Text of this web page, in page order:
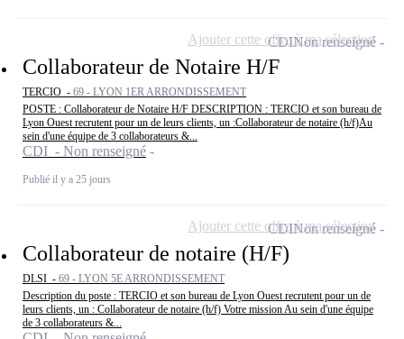
Collaborateur de Notaire H/F
TERCIO - 69 - LYON 1ER ARRONDISSEMENT
POSTE : Collaborateur de Notaire H/F DESCRIPTION : TERCIO et son bureau de
Lyon Ouest recrutent pour un de leurs clients, un :Collaborateur de notaire (h/f)Au
sein d'une équipe de 3 collaborateurs &...
CDI - Non renseigné
Publié il y a 25 jours
CDINon renseigné
Ajouter cette offre à ma sélection
Collaborateur de notaire (H/F)
DLSI - 69 - LYON 5E ARRONDISSEMENT
Description du poste : TERCIO et son bureau de Lyon Ouest recrutent pour un de
leurs clients, un : Collaborateur de notaire (h/f) Votre mission Au sein d'une équipe
de 3 collaborateurs &...
CDINon renseigné
Ajouter cette offre à ma sélection